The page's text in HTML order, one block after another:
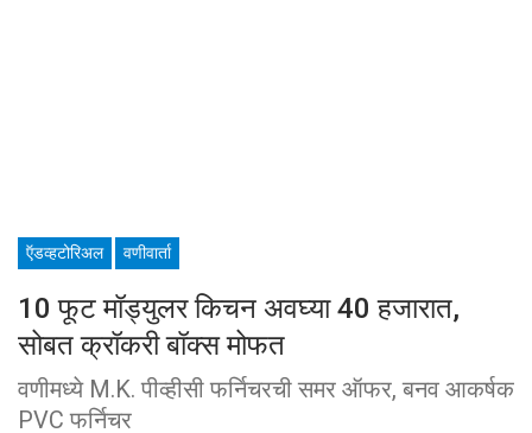
ऍडव्हटोरिअल वणीवार्ता
10 फूट मॉड्युलर किचन अवघ्या 40 हजारात,
सोबत क्रॉकरी बॉक्स मोफत
वणीमध्ये M.K. पीव्हीसी फर्निचरची समर ऑफर, बनव आकर्षक
PVC फर्निचर